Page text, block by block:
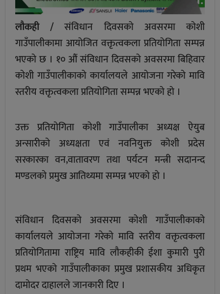
लौकही / संविधान दिवसको अवसरमा कोशी
गाउँपालीकामा आयोजित वक्तृत्वकला प्रतियोगिता सम्पन्न
भएको छ । १० औं संविधान दिवसको अवसरमा बिहिवार
कोशी गाउँपालीकाको कार्यालयले आयोजना गरेको मावि
स्तरीय वक्तृत्वकला प्रतियोगिता सम्पन्न भएको हो ।
उक्त प्रतियोगिता कोशी गाउँपालीका अध्यक्ष ऐयुब
अन्सारीको अध्यक्षता एवं नवनियुक्त कोशी प्रदेस
सरकारका वन,वातावरण तथा पर्यटन मन्त्री सदानन्द
मण्डलको प्रमुख आतिथ्यमा सम्पन्न भएको हो ।
संविधान दिवसको अवसरमा कोशी गाउँपालीकाको
कार्यालयले आयोजना गरेको मावि स्तरीय वक्तृत्वकला
प्रतियोगितामा राष्ट्रिय मावि लौकहीकी ईशा कुमारी पुरी
प्रथम भएको गाउँपालीकाका प्रमुख प्रशासकीय अधिकृत
दामोदर दाहालले जानकारी दिए ।